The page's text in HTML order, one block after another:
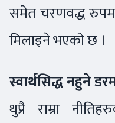
समेत चरणवद्ध
मिलाइने भएको छ ।
स्वार्थसिद्ध नहुने
थुप्रै राम्रा